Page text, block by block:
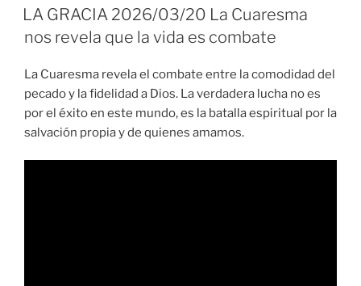
EL
LA GRACIA 2026/03/20 La Cuaresma
nos revela que la vida es combate
La Cuaresma revela el combate entre la comodidad del
pecado y la fidelidad a Dios. La verdadera lucha no es
por el éxito en este mundo, es la batalla espiritual por la
salvación propia y de quienes amamos.